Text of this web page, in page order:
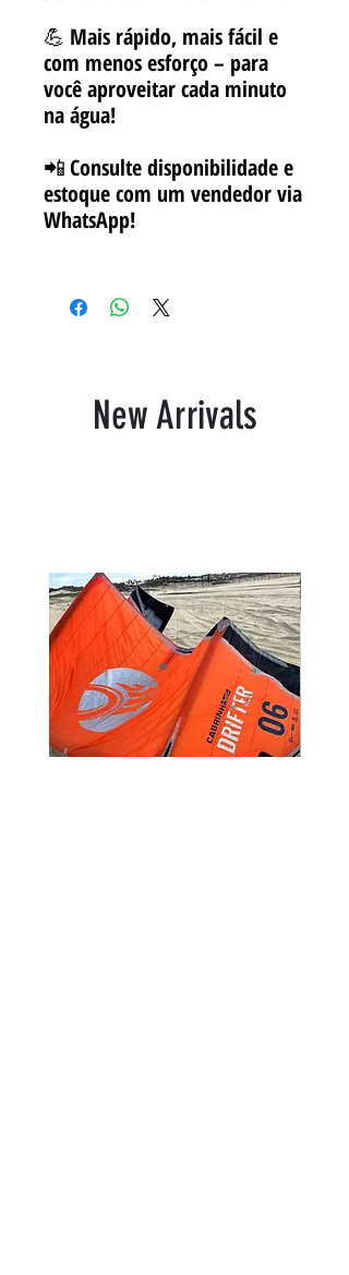
💪 Mais rápido, mais fácil e
com menos esforço – para
você aproveitar cada minuto
na água!
📲Consulte disponibilidade e
estoque com um vendedor via
WhatsApp!
New Arrivals